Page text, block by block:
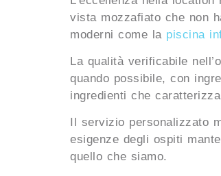
vista mozzafiato che non
moderni come la piscina
La qualità verificabile
quando possibile, con
ingredienti che
Il servizio personalizzato
esigenze degli ospiti
quello che siamo.